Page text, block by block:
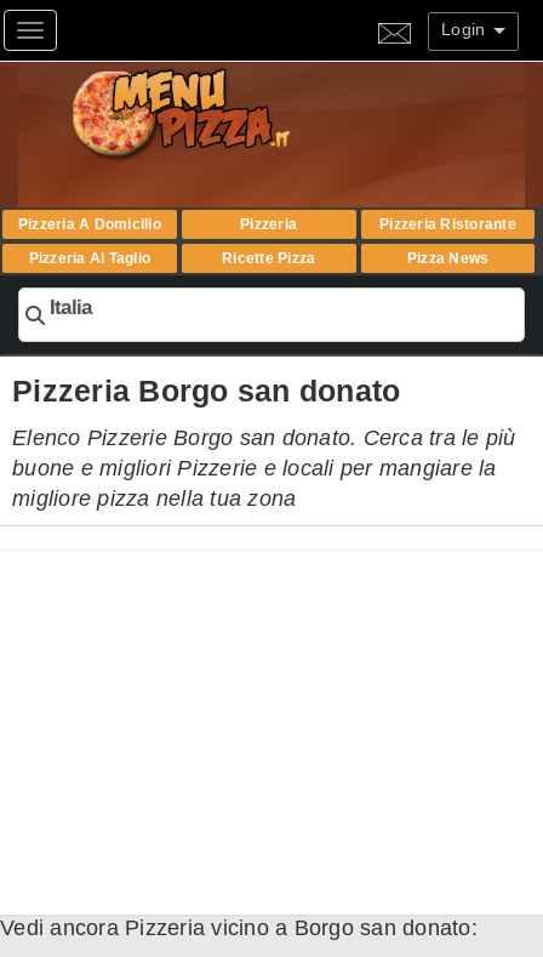
Toggle navigation Login
Pizzeria A Domicilio Pizzeria
Pizzeria Ristorante
Pizzeria Al Taglio
Ricette Pizza Pizza News
Italia
Pizzeria Borgo san donato
Elenco Pizzerie Borgo san donato. Cerca tra le più
buone e migliori Pizzerie e locali per mangiare la
migliore pizza nella tua zona
Vedi ancora Pizzeria vicino a Borgo san donato: